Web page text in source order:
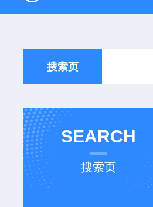
搜索页
SEARCH
搜索页